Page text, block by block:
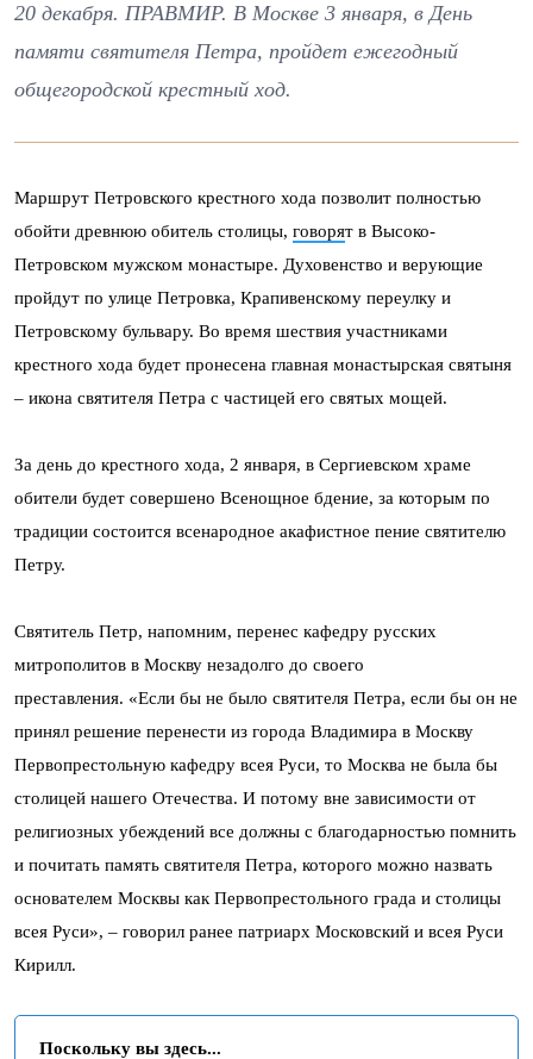
20 декабря. ПРАВМИР. В Москве 3 января, в День
памяти святителя Петра, пройдет ежегодный
общегородской крестный ход.
Маршрут Петровского крестного хода позволит полностью
обойти древнюю обитель столицы, говорят в Высоко-
Петровском мужском монастыре. Духовенство и верующие
пройдут по улице Петровка, Крапивенскому переулку и
Петровскому бульвару. Во время шествия участниками
крестного хода будет пронесена главная монастырская святыня
– икона святителя Петра с частицей его святых мощей.
За день до крестного хода, 2 января, в Сергиевском храме
обители будет совершено Всенощное бдение, за которым по
традиции состоится всенародное акафистное пение святителю
Петру.
Святитель Петр, напомним, перенес кафедру русских
митрополитов в Москву незадолго до своего
преставления. «Если бы не было святителя Петра, если бы он не
принял решение перенести из города Владимира в Москву
Первопрестольную кафедру всея Руси, то Москва не была бы
столицей нашего Отечества. И потому вне зависимости от
религиозных убеждений все должны с благодарностью помнить
и почитать память святителя Петра, которого можно назвать
основателем Москвы как Первопрестольного града и столицы
всея Руси», – говорил ранее патриарх Московский и всея Руси
Кирилл.
Поскольку вы здесь...